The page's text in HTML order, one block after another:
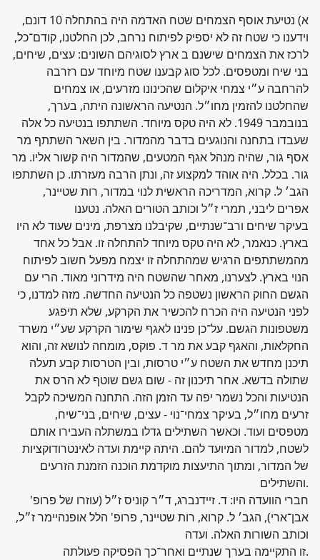
וידענו כי שטח זה לא יספיק לפיתוח נרחב, לכן החלטנו, קודם־כל,
לרכז את הצמחים שישנם ב ארץ לסוגיהם השונים: עצים, שיחים,
בני שיח ומטפסים. לכל סוג קבענו שטח מיוחד עם רזרבה
להרחבה ע״י צמחי איקלום שהכינונו מזרעים, או צמחים
שהחלטנו להזמין מחו״ל. הנטיעה הראשונה היתה, בערך,
בנובמבר 1949. לא היה טקס מיוחד. השתתפו בנטיעה כל אלה
שעבדו בתחנה והנוגעים בדבר מהמדור. בין השאר השתתף מר
אסף גור, שהיה מנהל אגף המטעים, שהמדור היה קשור אליו. מר
גור. בכלל. היה אוהד למקצוע זה, ונתן הרבה מעזרתו. כן השתתפו
הגב׳ ל. קרוא, המדריכה הראשית לנוי במדור, רות שטיינר,
אפרים ליבני, תמרי ז״ל וכותב הטורים האלה. נטענו
בעיקר שיחים ורב־שנתיים, שקיבלנו מצרפת, מינים שעוד לא היו
בארץ. כנאמר, לא היה טקס מיוחד להתחלה זו. אבל כל אחד
מהמשתתפים הרגיש שמהתחלה זו יצמח מפעל חשוב לפיתוח
הנוי בארץ. לצערנו, מאחר שהשטח היה מידרוני מאוד. הרי עם
הגשם החוק הראשון נשטפה כל הנטיעה החדשה. מזה למדנו, כי
לפני הנטיעה היה הכרח להכשיר את הקרקע, שלא תיפגע
משטפונות הגשם. על־כן פנינו לאגף שימור הקרקע שע״י משרד
החקלאות, והאגף קבע את מר ד. פוקס, מומחה לנושא זה, והוא
תיכנן מחדש את השטח ע״י טרסות, ובין הטרסות קבע תעלה
שתולה בדשא. אחר תיכנון זה - שום גשם שוטף לא הרס את
הנטיעות והכל נשמר יפה עד הזמן הזה. התחנה המשיכה לקבל
זרעים מחו״ל, בעיקר צמחי־נוי - עצים, שיחים, בני־שיח,
מטפסים ועוד. וכאשר השתילים גדלו במשתלה העבירו אותם
לשטח, למדור המיועד להם. היתה קיימת ועדה לאינטרודוקציות
של המדור, ומתוך התיעצות מוקדמת הוכנה הזמנת הזרעים
והשתילים.
חברי הוועדה היו: ד. זיידנברג, ד״ר קוניס ז״ל (עוזרו של פרופ'
אבן־ארי), הגב׳ ל. קרוא, רות שטיינר, פרופ' הלל אופנהיימר ז״ל,
וכותב השורות האלה. ועדה
זו התקיימה בערך שנתיים ואחר־כך הפסיקה פעולתה.